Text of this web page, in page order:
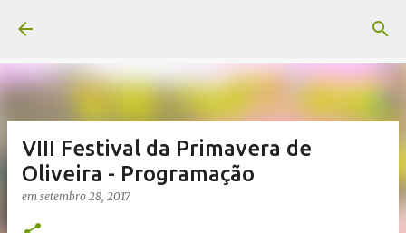
VIII Festival da Primavera de
Oliveira - Programação
em setembro 28, 2017